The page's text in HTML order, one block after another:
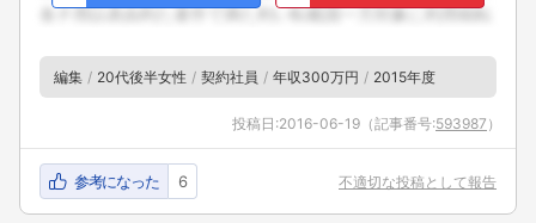
編集 20代後半女性 契約社員 年収300万円 2015年度
投稿日:2016-06-19 （記事番号:593987 ）
参考になった 6 不適切な投稿として報告